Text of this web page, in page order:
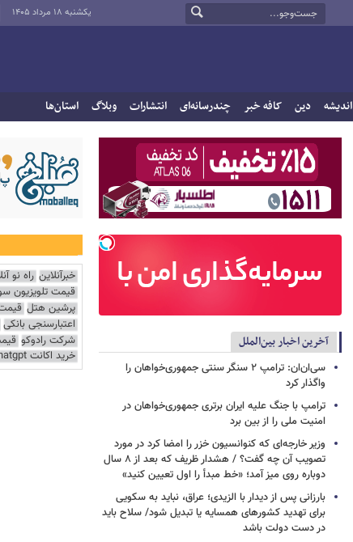
یکشنبه ۱۸ مرداد ۱۴۰۵
اندیشه دین کافه خبر چندرسانه‌ای انتشارات وبلاگ استان‌ها
آخرین اخبار بین‌الملل
سی‌ان‌ان: ترامپ ۲ سنگر سنتی جمهوری‌خواهان را
واگذار کرد
ترامپ با جنگ علیه ایران برتری جمهوری‌خواهان در
امنیت ملی را از بین برد
وزیر خارجه‌ای که کنوانسیون خزر را امضا کرد در مورد
تصویب آن چه گفت؟ / هشدار ظریف که بعد از ۸ سال
دوباره روی میز آمد؛ «خط مبدأ را اول تعیین کنید»
بارزانی پس از دیدار با الزیدی؛ عراق، نباید به سکویی
برای تهدید کشورهای همسایه یا تبدیل شود/ سلاح باید
در دست دولت باشد
خبرآنلاین راه نو
قیمت تلویزیون
پرشین هتل قیمت
اعتبارسنجی بانکی
شرکت رادوکو
خرید اکانت chatgpt